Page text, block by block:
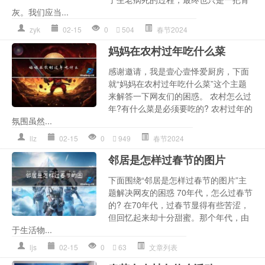
灰。我们应当...
zyk 02-15 0 504 春节2024
妈妈在农村过年吃什么菜
感谢邀请，我是壹心壹怿爱厨房，下面
就“妈妈在农村过年吃什么菜”这个主题
来解答一下网友们的困惑。 农村怎么过
年?有什么菜是必须要吃的? 农村过年的
氛围虽然...
llz 02-15 0 949 春节2024
邻居是怎样过春节的图片
下面围绕“邻居是怎样过春节的图片”主
题解决网友的困惑 70年代，怎么过春节
的? 在70年代，过春节显得有些苦涩，
但回忆起来却十分甜蜜。那个年代，由
于生活物...
ljs 02-15 0 63 文章列表